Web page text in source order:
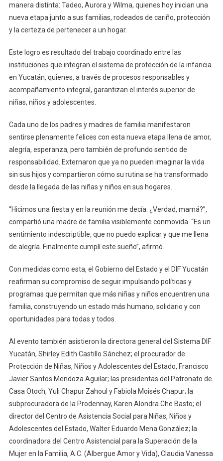
manera distinta: Tadeo, Aurora y Wilma, quienes hoy inician una
nueva etapa junto a sus familias, rodeados de cariño, protección
y la certeza de pertenecer a un hogar.
Este logro es resultado del trabajo coordinado entre las
instituciones que integran el sistema de protección de la infancia
en Yucatán, quienes, a través de procesos responsables y
acompañamiento integral, garantizan el interés superior de
niñas, niños y adolescentes.
Cada uno de los padres y madres de familia manifestaron
sentirse plenamente felices con esta nueva etapa llena de amor,
alegría, esperanza, pero también de profundo sentido de
responsabilidad. Externaron que ya no pueden imaginar la vida
sin sus hijos y compartieron cómo su rutina se ha transformado
desde la llegada de las niñas y niños en sus hogares.
“Hicimos una fiesta y en la reunión me decía: ¿Verdad, mamá?”,
compartió una madre de familia visiblemente conmovida. “Es un
sentimiento indescriptible, que no puedo explicar y que me llena
de alegría. Finalmente cumplí este sueño”, afirmó.
Con medidas como esta, el Gobierno del Estado y el DIF Yucatán
reafirman su compromiso de seguir impulsando políticas y
programas que permitan que más niñas y niños encuentren una
familia, construyendo un estado más humano, solidario y con
oportunidades para todas y todos.
Al evento también asistieron la directora general del Sistema DIF
Yucatán, Shirley Edith Castillo Sánchez; el procurador de
Protección de Niñas, Niños y Adolescentes del Estado, Francisco
Javier Santos Mendoza Aguilar; las presidentas del Patronato de
Casa Otoch, Yuli Chapur Zahoul y Fabiola Moisés Chapur; la
subprocuradora de la Prodennay, Karen Alondra Che Basto; el
director del Centro de Asistencia Social para Niñas, Niños y
Adolescentes del Estado, Walter Eduardo Mena González; la
coordinadora del Centro Asistencial para la Superación de la
Mujer en la Familia, A.C. (Albergue Amor y Vida), Claudia Vanessa